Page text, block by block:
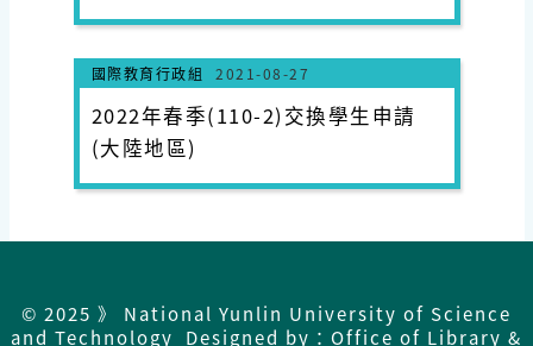
國際教育行政組 2021-08-27
2022年春季(110-2)交換學生申請
(大陸地區)
© 2025 》 National Yunlin University of Science
and Technology Designed by：Office of Library &